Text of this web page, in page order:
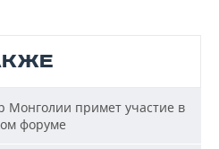
Монголии примет участие в
форуме